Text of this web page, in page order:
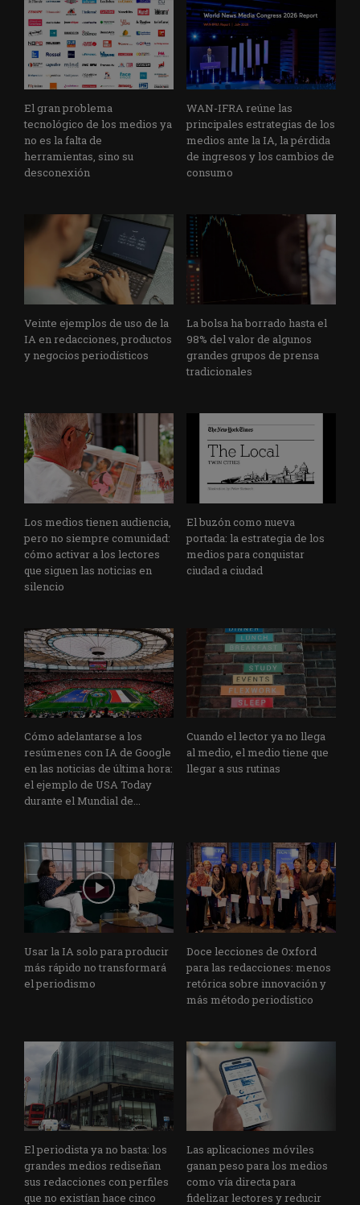
El gran problema
tecnológico de los medios ya
no es la falta de
herramientas, sino su
desconexión
WAN-IFRA reúne las
principales estrategias de los
medios ante la IA, la pérdida
de ingresos y los cambios de
consumo
Veinte ejemplos de uso de la
IA en redacciones, productos
y negocios periodísticos
La bolsa ha borrado hasta el
98% del valor de algunos
grandes grupos de prensa
tradicionales
Los medios tienen audiencia,
pero no siempre comunidad:
cómo activar a los lectores
que siguen las noticias en
silencio
El buzón como nueva
portada: la estrategia de los
medios para conquistar
ciudad a ciudad
Cómo adelantarse a los
resúmenes con IA de Google
en las noticias de última hora:
el ejemplo de USA Today
durante el Mundial de...
Cuando el lector ya no llega
al medio, el medio tiene que
llegar a sus rutinas
Usar la IA solo para producir
más rápido no transformará
el periodismo
Doce lecciones de Oxford
para las redacciones: menos
retórica sobre innovación y
más método periodístico
El periodista ya no basta: los
grandes medios rediseñan
sus redacciones con perfiles
que no existían hace cinco
Las aplicaciones móviles
ganan peso para los medios
como vía directa para
fidelizar lectores y reducir